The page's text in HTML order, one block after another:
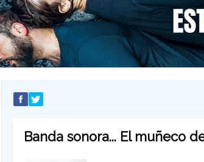
Banda sonora... El muñeco